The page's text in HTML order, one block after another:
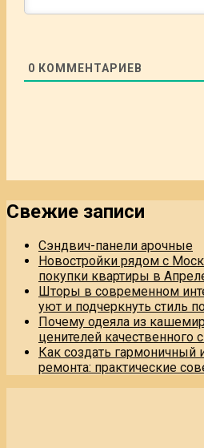
0 КОММЕНТАРИЕВ
Свежие записи
Сэндвич-панели арочные
Новостройки рядом с
покупки квартиры в
Шторы в современном
уют и подчеркнуть стиль
Почему одеяла из
ценителей качественного
Как создать гармоничный
ремонта: практические